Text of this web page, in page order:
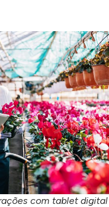
com tablet digital